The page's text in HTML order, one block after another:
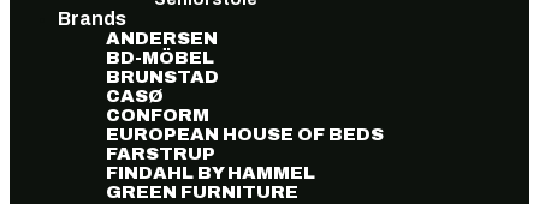
Brands
ANDERSEN
BD-MÖBEL
BRUNSTAD
CASØ
CONFORM
EUROPEAN HOUSE OF BEDS
FARSTRUP
FINDAHL BY HAMMEL
GREEN FURNITURE